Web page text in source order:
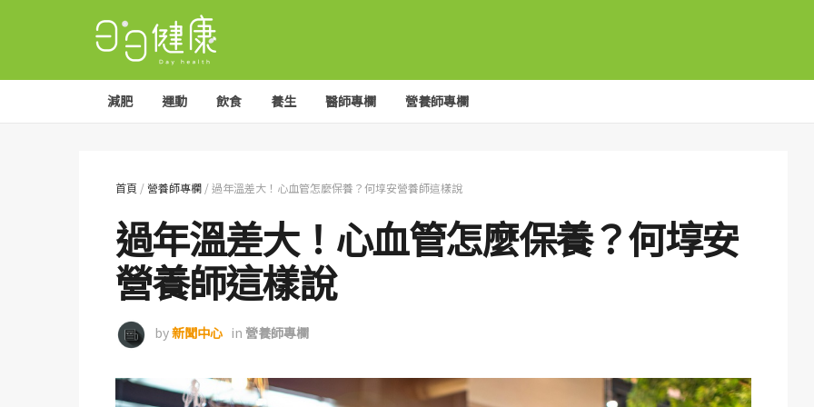
減肥 運動 飲食 養生 醫師專欄 營養師專欄
首頁 /營養師專欄 /過年溫差大！心血管怎麼保養？何埻安營養師這樣說
過年溫差大！心血管怎麼保養？何埻安
營養師這樣說
by新聞中心 in 營養師專欄